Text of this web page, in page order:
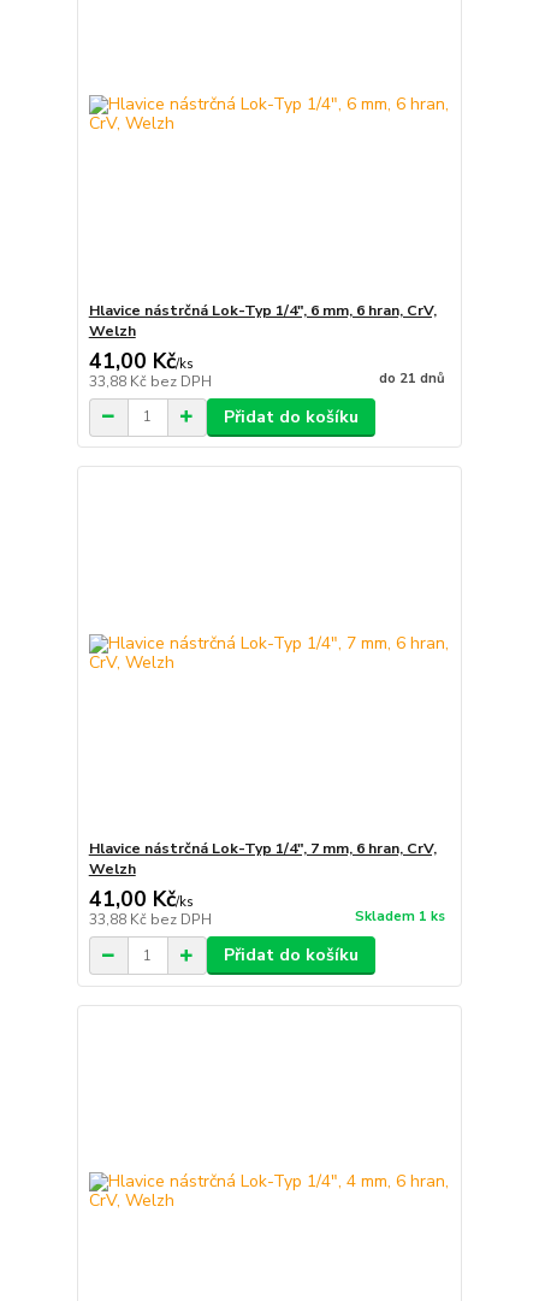
Hlavice nástrčná Lok-Typ 1/4", 6 mm, 6 hran, CrV,
Welzh
41,00 Kč/ks
33,88 Kč bez DPH do 21 dnů
Přidat do košíku
Hlavice nástrčná Lok-Typ 1/4", 7 mm, 6 hran, CrV,
Welzh
41,00 Kč/ks
33,88 Kč bez DPH Skladem 1 ks
Přidat do košíku